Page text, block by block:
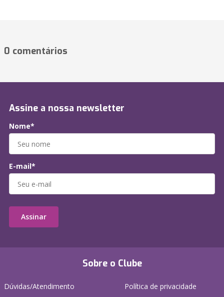
0 comentários
Sobre o Clube
Dúvidas/Atendimento
Política de privacidade
Assine a nossa newsletter
Nome*
E-mail*
Assinar